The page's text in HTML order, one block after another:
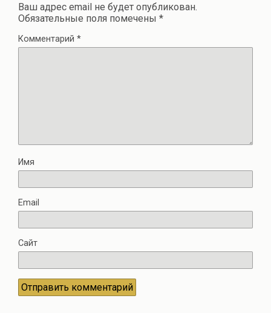
Ваш адрес email не будет опубликован.
Обязательные поля помечены *
Комментарий *
Имя
Email
Сайт